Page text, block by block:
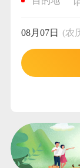
08月07日 (农